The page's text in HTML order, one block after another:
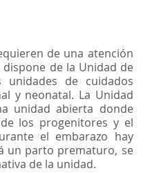
de una atención
dispone de la Unidad de
de cuidados
y neonatal. La Unidad
unidad abierta donde
los progenitores y el
el embarazo hay
un parto prematuro, se
de la unidad.